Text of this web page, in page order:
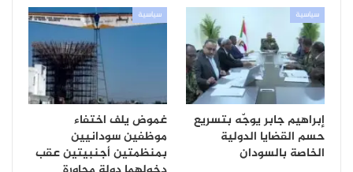
سياسية
إبراهيم جابر يوجّه بتسريع
حسم القضايا الدولية
الخاصة بالسودان
سياسية
غموض يلف اختفاء
موظفين سودانيين
بمنظمتين أجنبيتين عقب